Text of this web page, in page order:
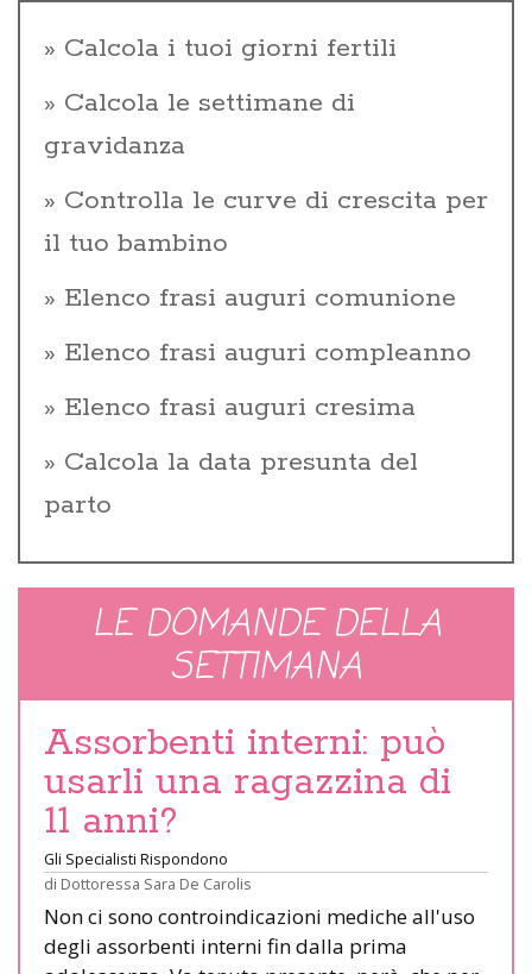
Calcola i tuoi giorni fertili
Calcola le settimane di
gravidanza
Controlla le curve di crescita per
il tuo bambino
Elenco frasi auguri comunione
Elenco frasi auguri compleanno
Elenco frasi auguri cresima
Calcola la data presunta del
parto
LE DOMANDE DELLA
SETTIMANA
Assorbenti interni: può
usarli una ragazzina di
11 anni?
Gli Specialisti Rispondono
di Dottoressa Sara De Carolis
Non ci sono controindicazioni mediche all'uso
degli assorbenti interni fin dalla prima